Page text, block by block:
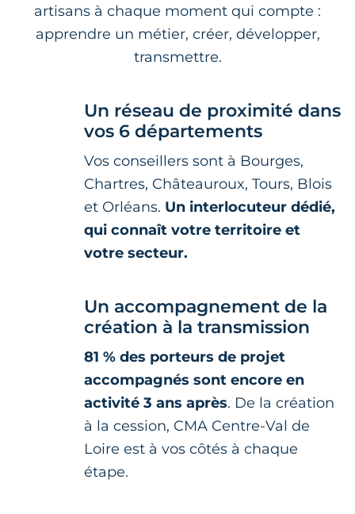
artisans à chaque moment qui compte :
apprendre un métier, créer, développer,
transmettre.
Un réseau de proximité dans
vos 6 départements
Vos conseillers sont à Bourges,
Chartres, Châteauroux, Tours, Blois
et Orléans. Un interlocuteur dédié,
qui connaît votre territoire et
votre secteur.
Un accompagnement de la
création à la transmission
81 % des porteurs de projet
accompagnés sont encore en
activité 3 ans après. De la création
à la cession, CMA Centre-Val de
Loire est à vos côtés à chaque
étape.